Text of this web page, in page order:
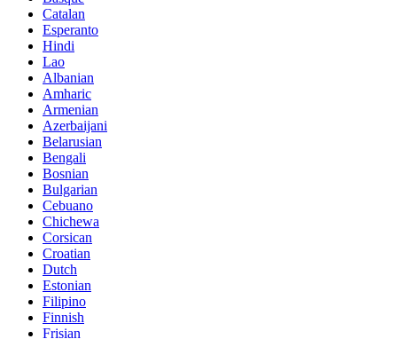
Catalan
Esperanto
Hindi
Lao
Albanian
Amharic
Armenian
Azerbaijani
Belarusian
Bengali
Bosnian
Bulgarian
Cebuano
Chichewa
Corsican
Croatian
Dutch
Estonian
Filipino
Finnish
Frisian